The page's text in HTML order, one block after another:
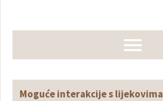
Moguće interakcije s lijekovima